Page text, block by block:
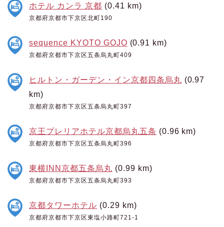
ホテル カンラ 京都 (0.41 km)
京都府京都市下京区北町190
sequence KYOTO GOJO (0.91 km)
京都府京都市下京区五条烏丸町409
ヒルトン・ガーデン・イン京都四条烏丸 (0.97
km)
京都府京都市下京区五条烏丸町397
京王プレリアホテル京都烏丸五条 (0.96 km)
京都府京都市下京区五条烏丸町396
東横INN京都五条烏丸 (0.99 km)
京都府京都市下京区五条烏丸町393
京都タワーホテル (0.29 km)
京都府京都市下京区東塩小路町721-1